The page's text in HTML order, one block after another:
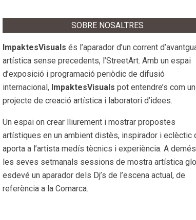
SOBRE NOSALTRES
ImpaktesVisuals és l’aparador d’un corrent
artística sense precedents, l’StreetArt. Amb un espai
d’exposició i programació periòdic de difusió
internacional, ImpaktesVisuals pot entendre’s com un
projecte de creació artística i laboratori d’idees.
Un espai on crear lliurement i mostrar propostes
artístiques en un ambient distès, inspirador i eclèctic
aporta a l’artista medís tècnics i experiència. A
les seves setmanals sessions de mostra artística
esdevé un aparador dels Dj’s de l’escena actual, de
referència a la Comarca.